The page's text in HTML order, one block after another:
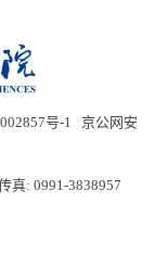
号-1 京公网安
真: 0991-3838957